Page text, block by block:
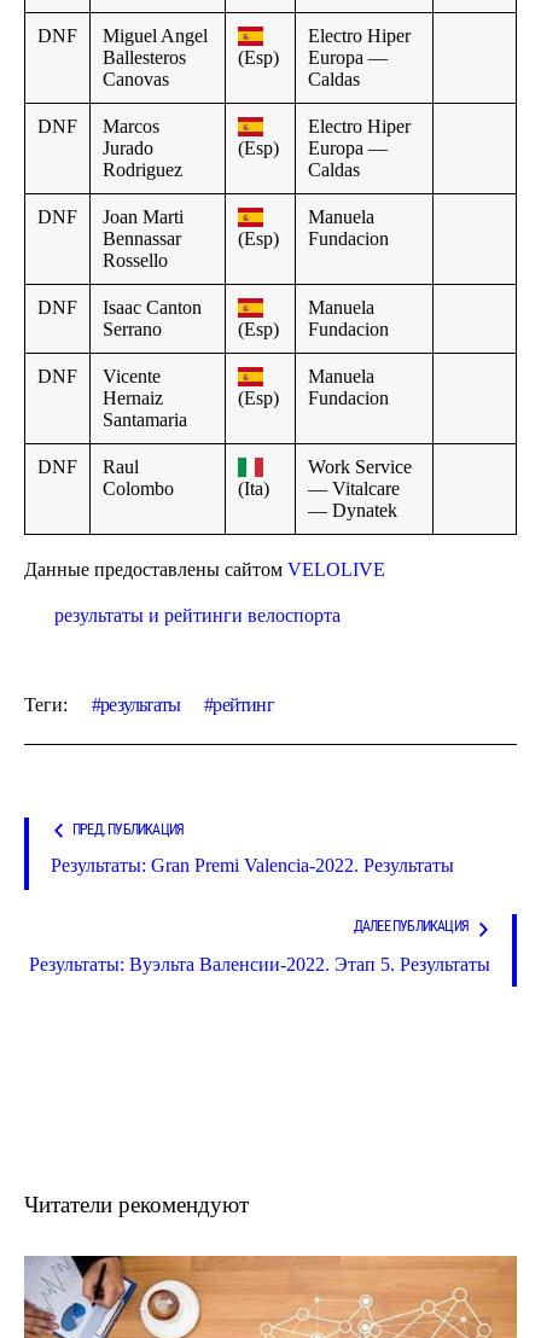
DNF
Miguel Angel
Ballesteros
Canovas
(Esp)
Electro Hiper
Europa —
Caldas
DNF
Marcos
Jurado
Rodriguez
(Esp)
Electro Hiper
Europa —
Caldas
DNF
Joan Marti
Bennassar
Rossello
(Esp)
Manuela
Fundacion
DNF
Isaac Canton
Serrano
(Esp)
Manuela
Fundacion
DNF
Vicente
Hernaiz
Santamaria
(Esp)
Manuela
Fundacion
DNF
Raul
Colombo
(Ita)
Work Service
— Vitalcare
— Dynatek
Данные предоставлены сайтом VELOLIVE
результаты и рейтинги велоспорта
Теги: результаты рейтинг
ПРЕД. ПУБЛИКАЦИЯ
Результаты: Gran Premi Valencia-2022. Результаты
ДАЛЕЕ ПУБЛИКАЦИЯ
Результаты: Вуэльта Валенсии-2022. Этап 5. Результаты
Читатели рекомендуют